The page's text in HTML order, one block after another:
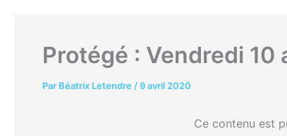
Protégé : Vendredi
Par Béatrix Letendre /9 avril 2020
Ce contenu est